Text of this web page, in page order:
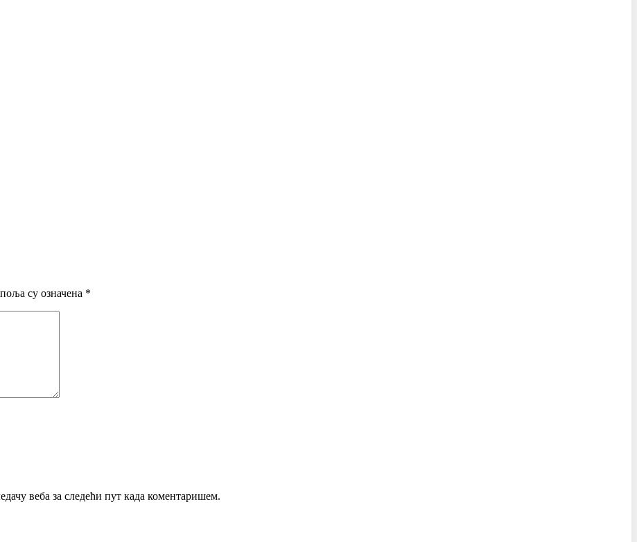
су означена *
веба за следећи пут када коментаришем.